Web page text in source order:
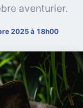
aventurier.
2025 à 18h00